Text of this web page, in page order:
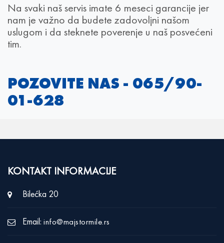
Na svaki naš servis imate 6 meseci garancije jer
nam je važno da budete zadovoljni našom
uslugom i da steknete poverenje u naš posvećeni
tim.
POZOVITE NAS - 065/90-
01-628
KONTAKT INFORMACIJE
Bilećka 20
Email: info@majstormile.rs